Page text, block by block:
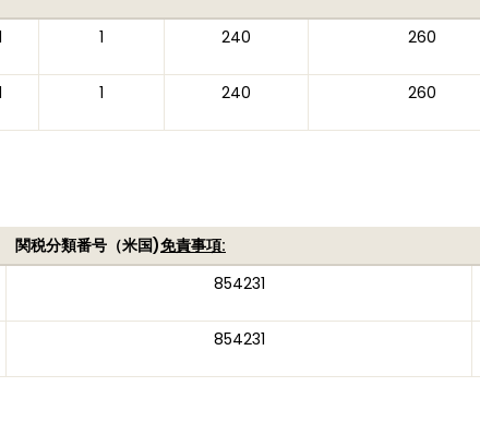
1 240 260
1 240 260
関税分類番号（米国)免責事項:
854231
854231